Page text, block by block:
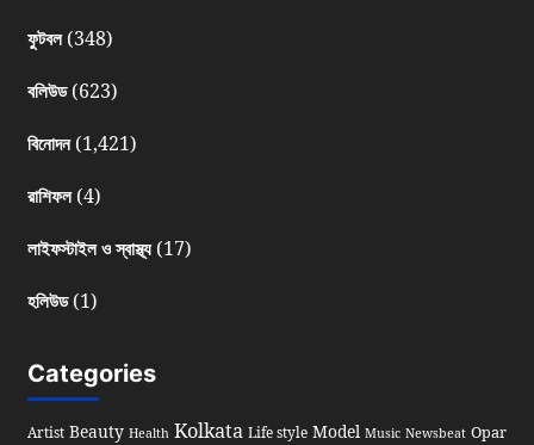
ফুটবল(348)
বলিউড(623)
বিনোদন(1,421)
রাশিফল(4)
লাইফস্টাইল ও স্বাস্থ্য(17)
হলিউড(1)
Categories
Artist Beauty Health Kolkata Life style Model Music Newsbeat Opar